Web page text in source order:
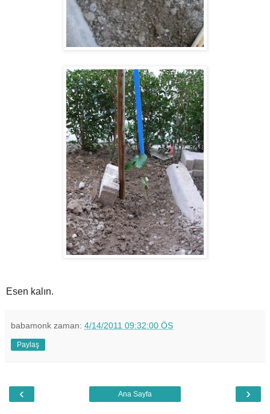
Esen kalın.
babamonk zaman: 4/14/2011 09:32:00 ÖS
Paylaş
‹ ›
Ana Sayfa